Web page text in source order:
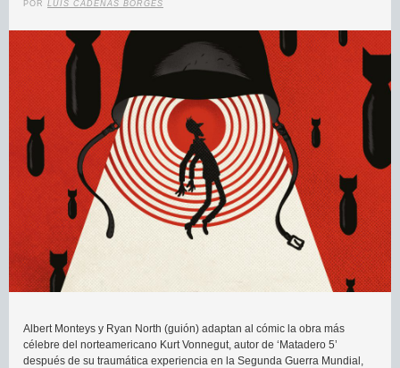
POR LUIS CADENAS BORGES
Albert Monteys y Ryan North (guión) adaptan al cómic la obra más
célebre del norteamericano Kurt Vonnegut, autor de ‘Matadero 5’
después de su traumática experiencia en la Segunda Guerra Mundial,